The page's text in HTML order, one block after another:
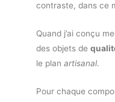
contraste, dans ce
Quand j’ai conçu
des objets de
le plan artisanal.
Pour chaque